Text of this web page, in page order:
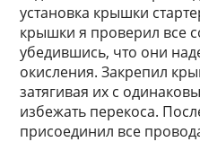
установка крышки
крышки я проверил все
убедившись, что они
окисления. Закрепил
затягивая их с
избежать перекоса.
присоединил все